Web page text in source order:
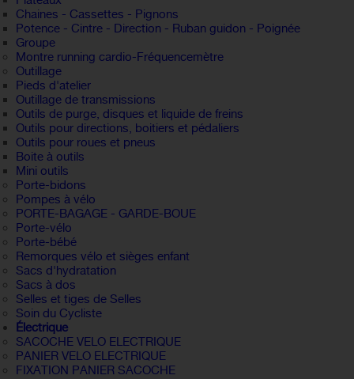
Chaines - Cassettes - Pignons
Potence - Cintre - Direction - Ruban guidon - Poignée
Groupe
Montre running cardio-Fréquencemètre
Outillage
Pieds d'atelier
Outillage de transmissions
Outils de purge, disques et liquide de freins
Outils pour directions, boitiers et pédaliers
Outils pour roues et pneus
Boite à outils
Mini outils
Porte-bidons
Pompes à vélo
PORTE-BAGAGE - GARDE-BOUE
Porte-vélo
Porte-bébé
Remorques vélo et sièges enfant
Sacs d'hydratation
Sacs à dos
Selles et tiges de Selles
Soin du Cycliste
Électrique
SACOCHE VELO ELECTRIQUE
PANIER VELO ELECTRIQUE
FIXATION PANIER SACOCHE